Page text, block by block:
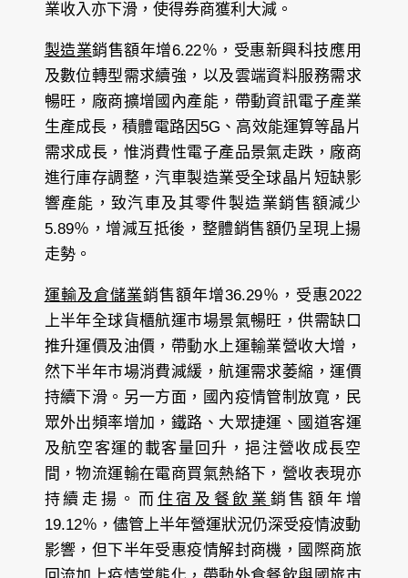
業收入亦下滑，使得券商獲利大減。
製造業銷售額年增6.22％，受惠新興科技應用
及數位轉型需求續強，以及雲端資料服務需求
暢旺，廠商擴增國內產能，帶動資訊電子產業
生產成長，積體電路因5G、高效能運算等晶片
需求成長，惟消費性電子產品景氣走跌，廠商
進行庫存調整，汽車製造業受全球晶片短缺影
響產能，致汽車及其零件製造業銷售額減少
5.89％，增減互抵後，整體銷售額仍呈現上揚
走勢。
運輸及倉儲業銷售額年增36.29％，受惠2022
上半年全球貨櫃航運市場景氣暢旺，供需缺口
推升運價及油價，帶動水上運輸業營收大增，
然下半年市場消費減緩，航運需求萎縮，運價
持續下滑。另一方面，國內疫情管制放寬，民
眾外出頻率增加，鐵路、大眾捷運、國道客運
及航空客運的載客量回升，挹注營收成長空
間，物流運輸在電商買氣熱絡下，營收表現亦
持續走揚。而 住宿及餐飲業 銷售額年增
19.12％，儘管上半年營運狀況仍深受疫情波動
影響，但下半年受惠疫情解封商機，國際商旅